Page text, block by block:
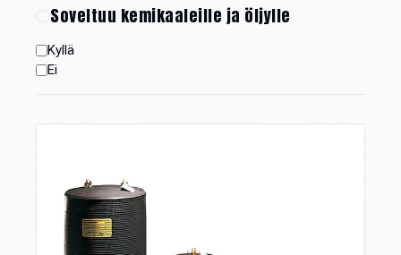
Soveltuu kemikaaleille ja öljylle
Kyllä
Ei